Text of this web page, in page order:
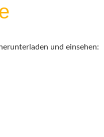
und einsehen: